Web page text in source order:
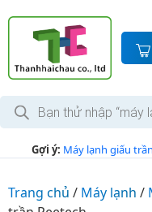
c
T
m
i Gợi ý: Máy lạnh giấu trần
Trang chủ / Máy lạnh /